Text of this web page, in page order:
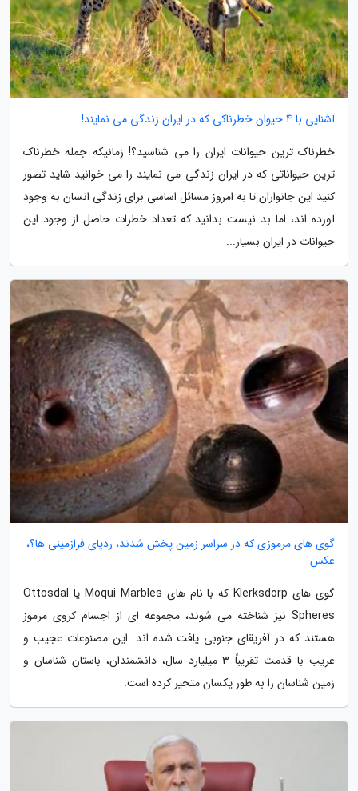
آشنایی با 4 حیوان خطرناکی که در ایران زندگی می نمایند!
خطرناک ترین حیوانات ایران را می شناسید؟! زمانیکه جمله خطرناک
ترین حیواناتی که در ایران زندگی می نمایند را می خوانید شاید تصور
کنید این جانواران تا به امروز مسائل اساسی برای زندگی انسان به وجود
آورده اند، اما بد نیست بدانید که تعداد خطرات حاصل از وجود این
حیوانات در ایران بسیار...
گوی های مرموزی که در سراسر زمین پخش شدند، ردپای فرازمینی ها؟،
عکس
گوی های Klerksdorp که با نام های Moqui Marbles یا Ottosdal
Spheres نیز شناخته می شوند، مجموعه ای از اجسام کروی مرموز
هستند که در آفریقای جنوبی یافت شده اند. این مصنوعات عجیب و
غریب با قدمت تقریباً 3 میلیارد سال، دانشمندان، باستان شناسان و
زمین شناسان را به طور یکسان متحیر کرده است.